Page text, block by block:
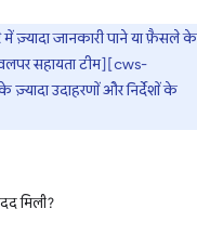
ज़्यादा जानकारी पाने या फ़ैसले के
सहायता टीम][cws-
उदाहरणों और निर्देशों के
मिली?